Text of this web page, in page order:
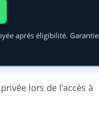
après éligibilité. Garantie
lors de l’accès à